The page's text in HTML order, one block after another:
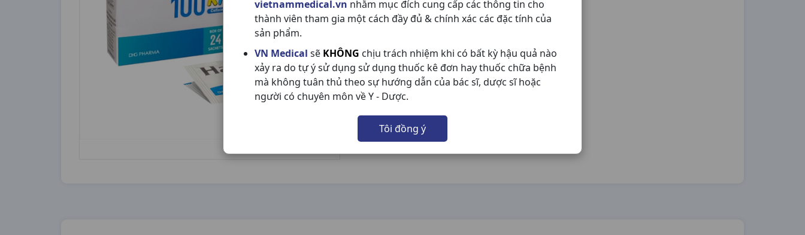
vietnammedical.vn nhằm mục đích cung cấp các thông tin cho
thành viên tham gia một cách đầy đủ & chính xác các đặc tính của
sản phẩm.
VN Medical sẽ KHÔNG chịu trách nhiệm khi có bất kỳ hậu quả nào
xảy ra do tự ý sử dụng sử dụng thuốc kê đơn hay thuốc chữa bệnh
mà không tuân thủ theo sự hướng dẫn của bác sĩ, dược sĩ hoặc
người có chuyên môn về Y - Dược.
Tôi đồng ý